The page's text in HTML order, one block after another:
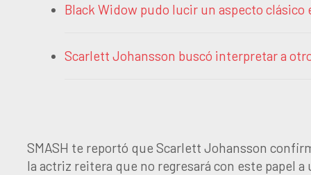
Black Widow pudo lucir un aspecto clásico
Scarlett Johansson buscó interpretar a
SMASH te reportó que Scarlett Johansson
la actriz reitera que no regresará con este papel a